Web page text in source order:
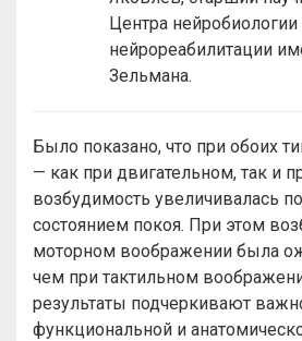
Центра нейробиологии
нейрореабилитации
Зельмана.
Было показано, что при обоих
— как при двигательном, так и
возбудимость увеличивалась
состоянием покоя. При этом
моторном воображении была
чем при тактильном
результаты подчеркивают
функциональной и